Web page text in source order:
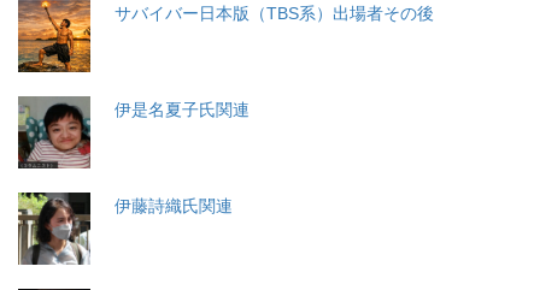
サバイバー日本版（TBS系）出場者その後
伊是名夏子氏関連
伊藤詩織氏関連